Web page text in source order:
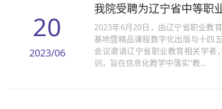
20
2023/06
我院受聘为辽宁省中等职
2023年6月20日，由辽宁省职业教
基地暨精品课程数字化出版与十四
会议邀请辽宁省职业教育相关学者
训，旨在信息化教学中落实“教...